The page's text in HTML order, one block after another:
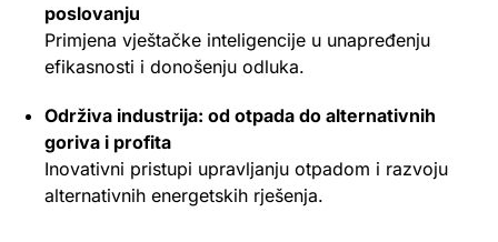
poslovanju
Primjena vještačke inteligencije u unapređenju
efikasnosti i donošenju odluka.
Održiva industrija: od otpada do alternativnih
goriva i profita
Inovativni pristupi upravljanju otpadom i razvoju
alternativnih energetskih rješenja.